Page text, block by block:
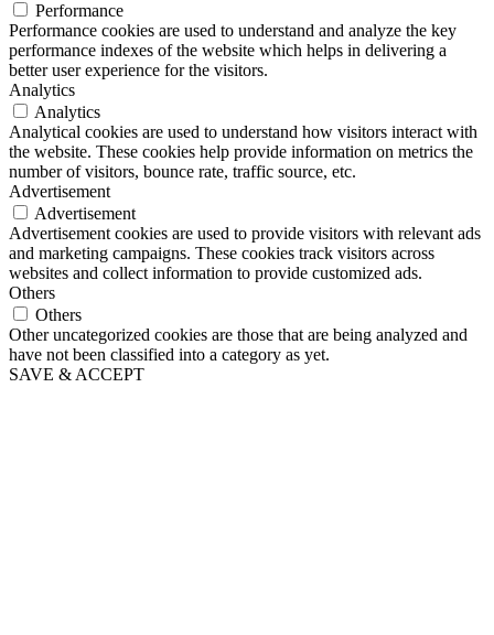
Performance
Performance cookies are used to understand and analyze the key
performance indexes of the website which helps in delivering a
better user experience for the visitors.
Analytics
Analytics
Analytical cookies are used to understand how visitors interact with
the website. These cookies help provide information on metrics the
number of visitors, bounce rate, traffic source, etc.
Advertisement
Advertisement
Advertisement cookies are used to provide visitors with relevant ads
and marketing campaigns. These cookies track visitors across
websites and collect information to provide customized ads.
Others
Others
Other uncategorized cookies are those that are being analyzed and
have not been classified into a category as yet.
SAVE & ACCEPT